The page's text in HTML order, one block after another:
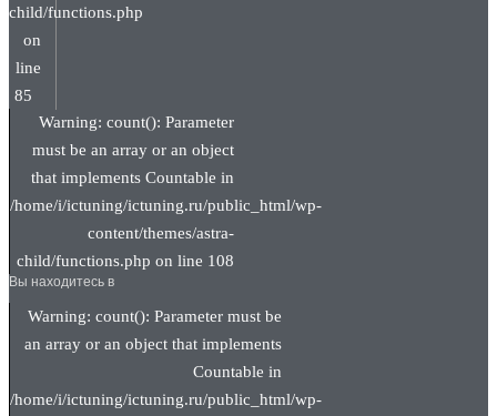
child/functions.php
on
line
85
Warning: count(): Parameter
must be an array or an object
that implements Countable in
/home/i/ictuning/ictuning.ru/public_html/wp-
content/themes/astra-
child/functions.php on line 108
Вы находитесь в
Warning: count(): Parameter must be
an array or an object that implements
Countable in
/home/i/ictuning/ictuning.ru/public_html/wp-